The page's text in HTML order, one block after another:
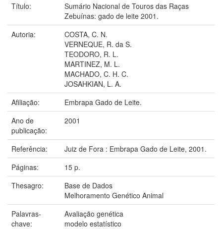
Título:
Sumário Nacional de Touros das Raças
Zebuínas: gado de leite 2001.
Autoria:
COSTA, C. N.
VERNEQUE, R. da S.
TEODORO, R. L.
MARTINEZ, M. L.
MACHADO, C. H. C.
JOSAHKIAN, L. A.
Afiliação:
Embrapa Gado de Leite.
Ano de
publicação:
2001
Referência:
Juiz de Fora : Embrapa Gado de Leite, 2001.
Páginas:
15 p.
Thesagro:
Base de Dados
Melhoramento Genético Animal
Palavras-
chave:
Avaliação genética
modelo estatístico